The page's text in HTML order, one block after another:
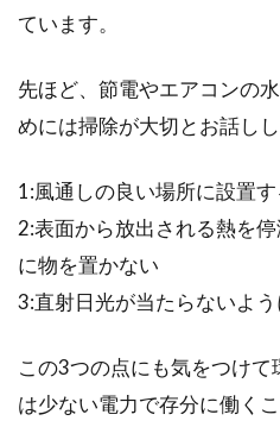
ています。
先ほど、節電やエアコンの
めには掃除が大切とお話し
1:風通しの良い場所に設置す
2:表面から放出される熱を
に物を置かない
3:直射日光が当たらないよう
この3つの点にも気をつけ
は少ない電力で存分に働く